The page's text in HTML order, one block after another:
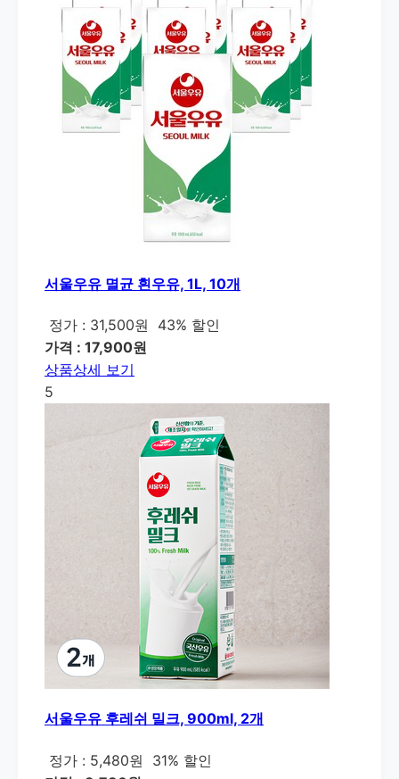
서울우유 멸균 흰우유, 1L, 10개
정가 : 31,500원
43% 할인
가격 : 17,900원
상품상세 보기
5
서울우유 후레쉬 밀크, 900ml, 2개
정가 : 5,480원
31% 할인